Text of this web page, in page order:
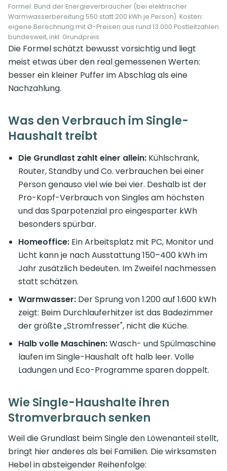
Formel: Bund der Energieverbraucher (bei elektrischer
Warmwasserbereitung 550 statt 200 kWh je Person). Kosten:
eigene Berechnung mit Ø-Preisen aus rund 13.000 Postleitzahlen
bundesweit, inkl. Grundpreis.
Die Formel schätzt bewusst vorsichtig und liegt
meist etwas über den real gemessenen Werten:
besser ein kleiner Puffer im Abschlag als eine
Nachzahlung.
Was den Verbrauch im Single-
Haushalt treibt
Die Grundlast zahlt einer allein: Kühlschrank,
Router, Standby und Co. verbrauchen bei einer
Person genauso viel wie bei vier. Deshalb ist der
Pro-Kopf-Verbrauch von Singles am höchsten
und das Sparpotenzial pro eingesparter kWh
besonders spürbar.
Homeoffice: Ein Arbeitsplatz mit PC, Monitor und
Licht kann je nach Ausstattung 150–400 kWh im
Jahr zusätzlich bedeuten. Im Zweifel nachmessen
statt schätzen.
Warmwasser: Der Sprung von 1.200 auf 1.600 kWh
zeigt: Beim Durchlauferhitzer ist das Badezimmer
der größte „Stromfresser", nicht die Küche.
Halb volle Maschinen:Wasch- und Spülmaschine
laufen im Single-Haushalt oft halb leer. Volle
Ladungen und Eco-Programme sparen doppelt.
Wie Single-Haushalte ihren
Stromverbrauch senken
Weil die Grundlast beim Single den Löwenanteil stellt,
bringt hier anderes als bei Familien. Die wirksamsten
Hebel in absteigender Reihenfolge: